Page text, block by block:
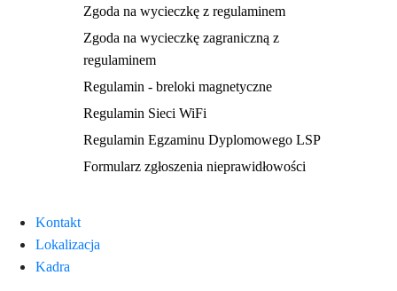
Zgoda na wycieczkę z regulaminem
Zgoda na wycieczkę zagraniczną z
regulaminem
Regulamin - breloki magnetyczne
Regulamin Sieci WiFi
Regulamin Egzaminu Dyplomowego LSP
Formularz zgłoszenia nieprawidłowości
Kontakt
Lokalizacja
Kadra